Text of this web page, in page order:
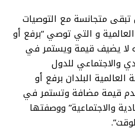
تبقى متجانسة مع التوصيات
و التي توصي “برفع أو
لا يضيف قيمة ويستمر في
والاجتماعي للدول
البلدان برفع أو
قيمة مضافة وتستمر في
والاجتماعية” ووصفتها